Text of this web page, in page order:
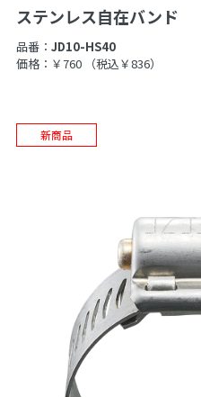
ステンレス自在バンド
品番： JD10-HS40
価格：￥760
（税込￥836）
新商品